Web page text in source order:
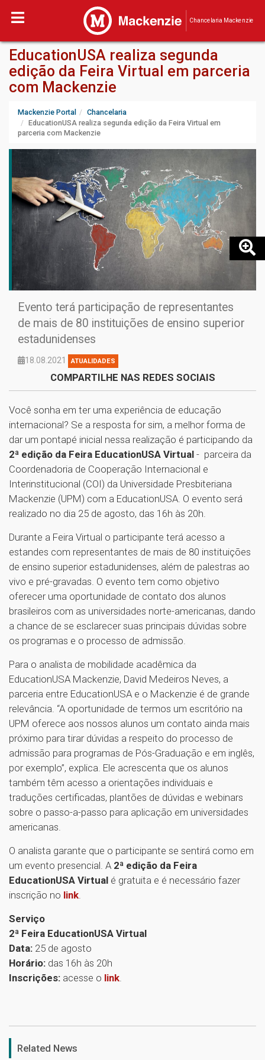
Chancelaria Mackenzie
EducationUSA realiza segunda
edição da Feira Virtual em parceria
com Mackenzie
Mackenzie Portal
Chancelaria
EducationUSA realiza segunda edição da Feira Virtual em
parceria com Mackenzie
Evento terá participação de representantes
de mais de 80 instituições de ensino superior
estadunidenses
18.08.2021 ATUALIDADES
COMPARTILHE NAS REDES SOCIAIS
Você sonha em ter uma experiência de educação
internacional? Se a resposta for sim, a melhor forma de
dar um pontapé inicial nessa realização é participando da
2ª edição da Feira EducationUSA Virtual - parceira da
Coordenadoria de Cooperação Internacional e
Interinstitucional (COI) da Universidade Presbiteriana
Mackenzie (UPM) com a EducationUSA. O evento será
realizado no dia 25 de agosto, das 16h às 20h.
Durante a Feira Virtual o participante terá acesso a
estandes com representantes de mais de 80 instituições
de ensino superior estadunidenses, além de palestras ao
vivo e pré-gravadas. O evento tem como objetivo
oferecer uma oportunidade de contato dos alunos
brasileiros com as universidades norte-americanas, dando
a chance de se esclarecer suas principais dúvidas sobre
os programas e o processo de admissão.
Para o analista de mobilidade acadêmica da
EducationUSA Mackenzie, David Medeiros Neves, a
parceria entre EducationUSA e o Mackenzie é de grande
relevância. “A oportunidade de termos um escritório na
UPM oferece aos nossos alunos um contato ainda mais
próximo para tirar dúvidas a respeito do processo de
admissão para programas de Pós-Graduação e em inglês,
por exemplo”, explica. Ele acrescenta que os alunos
também têm acesso a orientações individuais e
traduções certificadas, plantões de dúvidas e webinars
sobre o passo-a-passo para aplicação em universidades
americanas.
O analista garante que o participante se sentirá como em
um evento presencial. A 2ª edição da Feira
EducationUSA Virtual é gratuita e é necessário fazer
inscrição no link
Serviço
2ª Feira EducationUSA Virtual
Data: 25 de agosto
Horário: das 16h às 20h
Inscrições: acesse o link
Related News